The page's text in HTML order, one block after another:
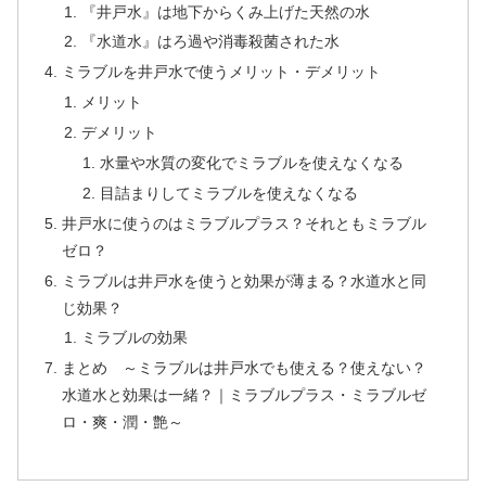
『井戸水』は地下からくみ上げた天然の水
『水道水』はろ過や消毒殺菌された水
ミラブルを井戸水で使うメリット・デメリット
メリット
デメリット
水量や水質の変化でミラブルを使えなくなる
目詰まりしてミラブルを使えなくなる
井戸水に使うのはミラブルプラス？それともミラブル
ゼロ？
ミラブルは井戸水を使うと効果が薄まる？水道水と同
じ効果？
ミラブルの効果
まとめ ～ミラブルは井戸水でも使える？使えない？
水道水と効果は一緒？｜ミラブルプラス・ミラブルゼ
ロ・爽・潤・艶～